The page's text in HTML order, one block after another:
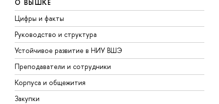
О ВЫШКЕ
Цифры и факты
Руководство и структура
Устойчивое развитие в НИУ ВШЭ
Преподаватели и сотрудники
Корпуса и общежития
Закупки